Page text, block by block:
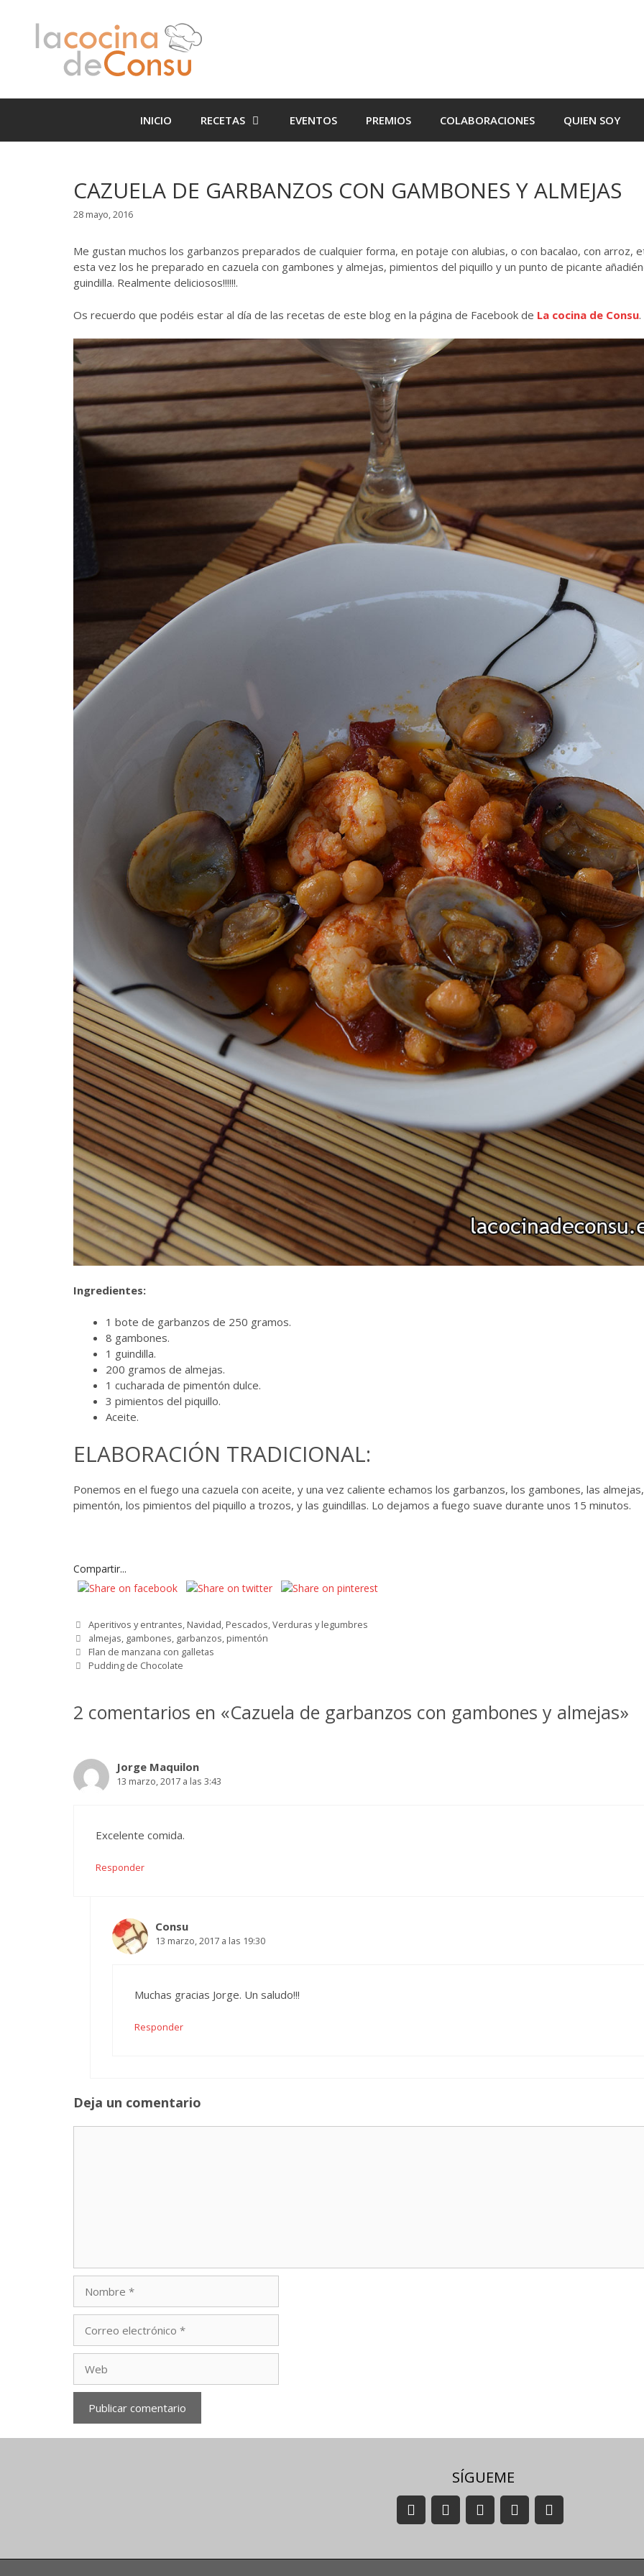
INICIO RECETAS EVENTOS PREMIOS COLABORACIONES QUIEN SOY
CAZUELA DE GARBANZOS CON GAMBONES Y ALMEJAS
28 mayo, 2016
Me gustan muchos los garbanzos preparados de cualquier forma, en potaje con alubias, o con bacalao, con arroz,
esta vez los he preparado en cazuela con gambones y almejas, pimientos del piquillo y un punto de picante
guindilla. Realmente deliciosos!!!!!!.
Os recuerdo que podéis estar al día de las recetas de este blog en la página de Facebook de La cocina de Consu.
Ingredientes:
1 bote de garbanzos de 250 gramos.
8 gambones.
1 guindilla.
200 gramos de almejas.
1 cucharada de pimentón dulce.
3 pimientos del piquillo.
Aceite.
ELABORACIÓN TRADICIONAL:
Ponemos en el fuego una cazuela con aceite, y una vez caliente echamos los garbanzos, los gambones, las
pimentón, los pimientos del piquillo a trozos, y las guindillas. Lo dejamos a fuego suave durante unos 15 minutos.
Compartir...
Categorías
Aperitivos y entrantes, Navidad, Pescados,Verduras y legumbres
Etiquetas
almejas, gambones, garbanzos, pimentón
Flan de manzana con galletas
Pudding de Chocolate
2 comentarios en «Cazuela de garbanzos con gambones y almejas»
Jorge Maquilon
13 marzo, 2017 a las 3:43
Excelente comida.
Responder
Consu
13 marzo, 2017 a las 19:30
Muchas gracias Jorge. Un saludo!!!
Responder
Deja un comentario
electrónico
SÍGUEME